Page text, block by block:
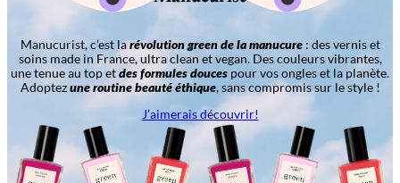
Manucurist, c’est larévolution green de la manucure: des vernis et
soins made in France, ultra clean et vegan. Des couleurs vibrantes,
une tenue au top etdes formules douces pour vos ongles et la planète.
Adoptezune routine beauté éthique, sans compromis sur le style !
J’aimerais découvrir!